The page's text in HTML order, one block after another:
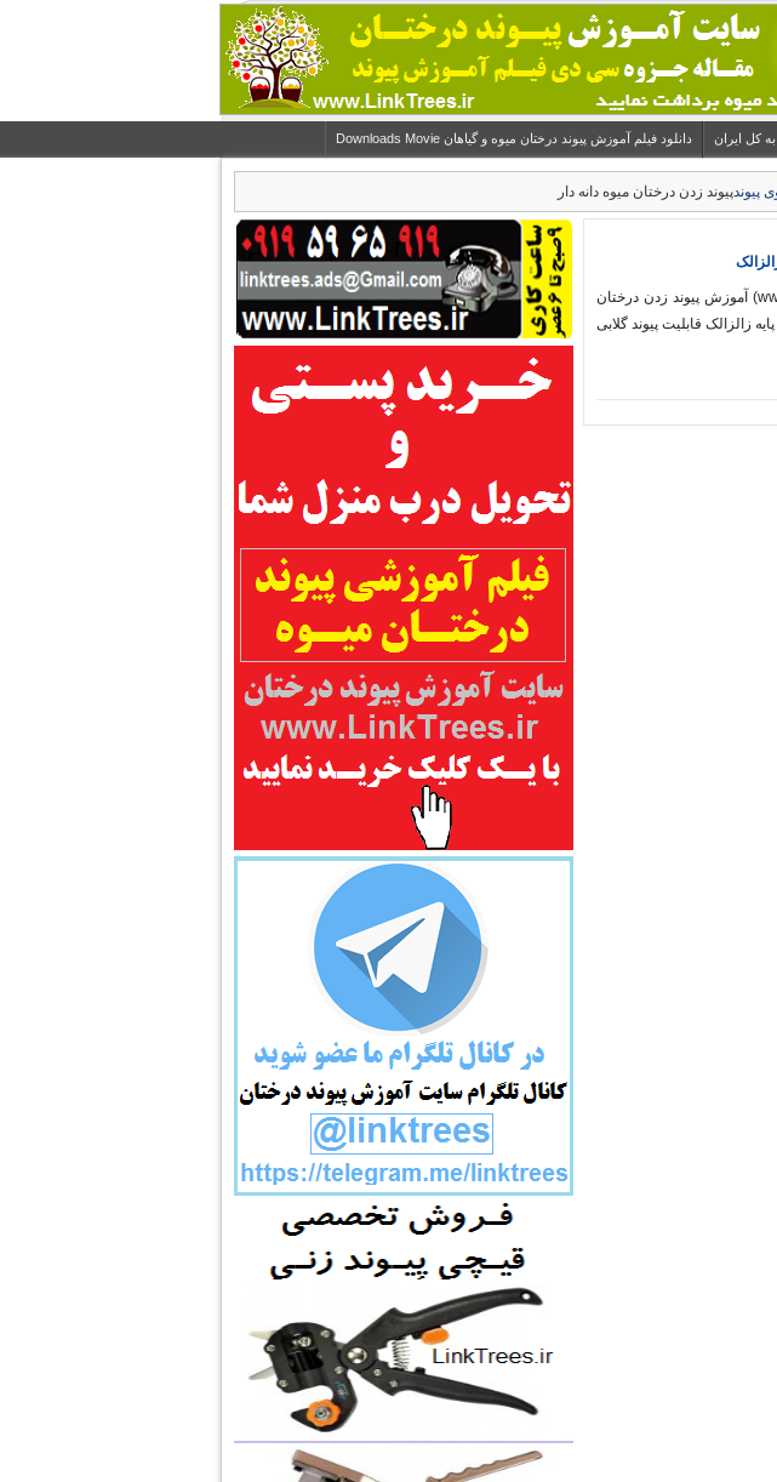
کل ایران دانلود فیلم آموزش پیوند درختان میوه و گیاهان Downloads Movie
پیوند زدن درختان میوه دانه دار
سایت آموزش پیوند درختان ( www.LinkTrees.ir) آموزش پیوند زدن درختان
زالزالک قابلیت پیوند گلابی